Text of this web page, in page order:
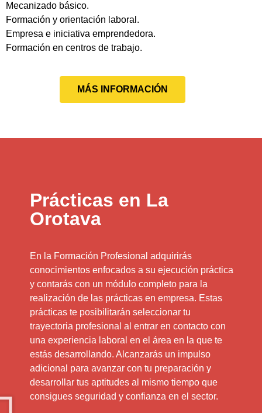
Mecanizado básico.
Formación y orientación laboral.
Empresa e iniciativa emprendedora.
Formación en centros de trabajo.
MÁS INFORMACIÓN
Prácticas en La
Orotava
En la Formación Profesional adquirirás
conocimientos enfocados a su ejecución práctica
y contarás con un módulo completo para la
realización de las prácticas en empresa. Estas
prácticas te posibilitarán seleccionar tu
trayectoria profesional al entrar en contacto con
una experiencia laboral en el área en la que te
estás desarrollando. Alcanzarás un impulso
adicional para avanzar con tu preparación y
desarrollar tus aptitudes al mismo tiempo que
consigues seguridad y confianza en el sector.